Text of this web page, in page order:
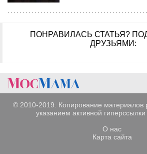
ПОНРАВИЛАСЬ СТАТЬЯ?
ДРУЗЬЯМИ:
© 2010-2019. Копирование материалов
указанием активной гиперссылки
О нас
Карта сайта